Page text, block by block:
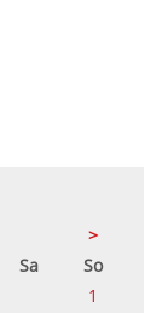
>
SamstagSonntag
1